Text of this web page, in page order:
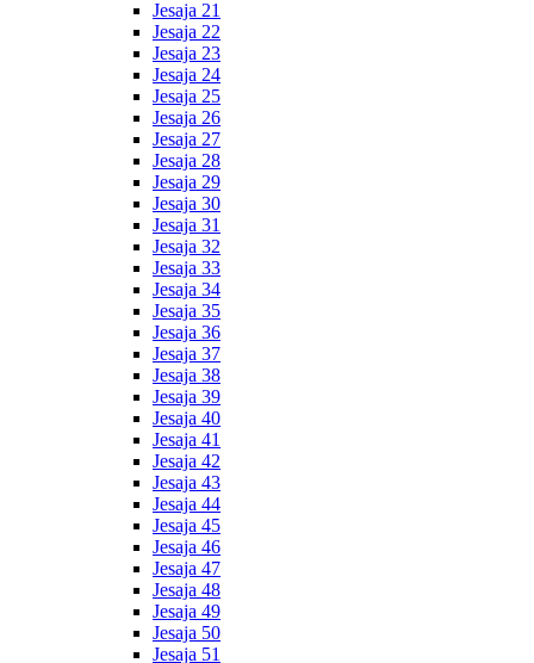
Jesaja 21
Jesaja 22
Jesaja 23
Jesaja 24
Jesaja 25
Jesaja 26
Jesaja 27
Jesaja 28
Jesaja 29
Jesaja 30
Jesaja 31
Jesaja 32
Jesaja 33
Jesaja 34
Jesaja 35
Jesaja 36
Jesaja 37
Jesaja 38
Jesaja 39
Jesaja 40
Jesaja 41
Jesaja 42
Jesaja 43
Jesaja 44
Jesaja 45
Jesaja 46
Jesaja 47
Jesaja 48
Jesaja 49
Jesaja 50
Jesaja 51